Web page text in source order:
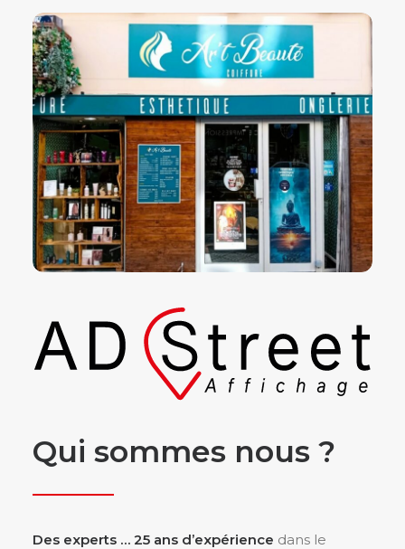
Qui sommes nous ?
Des experts … 25 ans d’expérience dans le